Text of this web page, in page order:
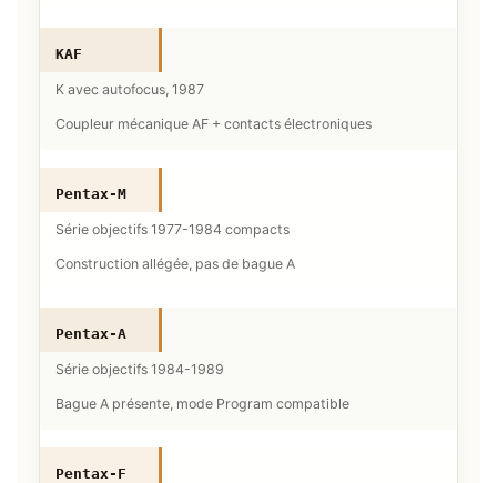
KAF
K avec autofocus, 1987
Coupleur mécanique AF + contacts électroniques
Pentax-M
Série objectifs 1977-1984 compacts
Construction allégée, pas de bague A
Pentax-A
Série objectifs 1984-1989
Bague A présente, mode Program compatible
Pentax-F